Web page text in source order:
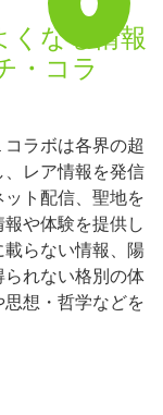
なる情報
・コラ
ラボは各界の超
レア情報を発信
ト配信、聖地を
や体験を提供し
らない情報、陽
れない格別の体
想・哲学などを